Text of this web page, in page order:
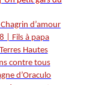
d’amour
| Fils à papa
Hautes
contre tous
d’Oraculo